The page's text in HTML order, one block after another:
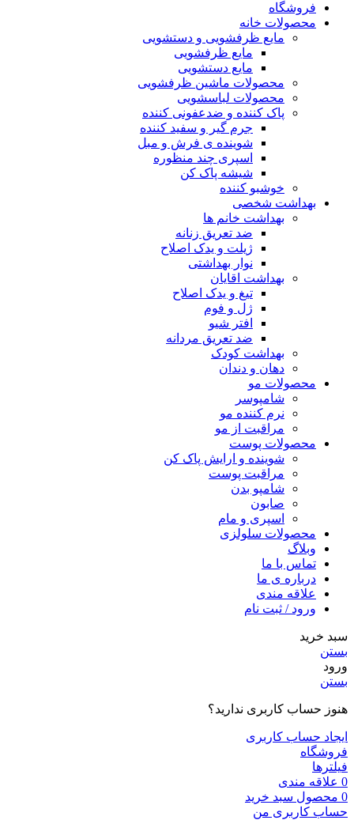
فروشگاه
محصولات خانه
مایع ظرفشویی و دستشویی
مایع ظرفشویی
مایع دستشویی
محصولات ماشین ظرفشویی
محصولات لباسشویی
پاک کننده و ضدعفونی کننده
جرم گیر و سفید کننده
شوینده ی فرش و مبل
اسپری چند منظوره
شیشه پاک کن
خوشبو کننده
بهداشت شخصی
بهداشت خانم ها
ضد تعریق زنانه
ژیلت و یدک اصلاح
نوار بهداشتی
بهداشت اقایان
تیغ و یدک اصلاح
ژل و فوم
افتر شیو
ضد تعریق مردانه
بهداشت کودک
دهان و دندان
محصولات مو
شامپوسر
نرم کننده مو
مراقبت از مو
محصولات پوست
شوینده و ارایش پاک کن
مراقبت پوست
شامپو بدن
صابون
اسپری و مام
محصولات سلولزی
وبلاگ
تماس با ما
درباره ی ما
علاقه مندی
ورود / ثبت نام
سبد خرید
بستن
ورود
بستن
هنوز حساب کاربری ندارید؟
ایجاد حساب کاربری
فروشگاه
فیلترها
0 علاقه مندی
0 محصول سبد خرید
حساب کاربری من